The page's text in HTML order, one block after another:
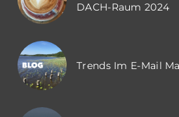
DACH-Raum 2024
Trends Im E-Mail